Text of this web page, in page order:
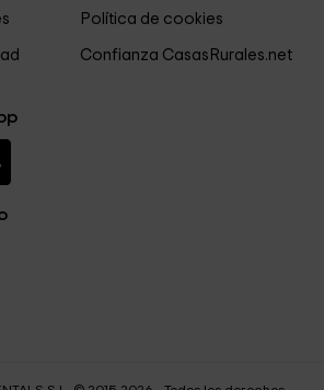
Política de cookies
Confianza CasasRurales.net